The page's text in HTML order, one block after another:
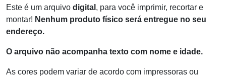
Este é um arquivo digital , para você imprimir, recortar e
montar! Nenhum produto físico será entregue no seu
endereço.
O arquivo não acompanha texto com nome e idade.
As cores podem variar de acordo com impressoras ou